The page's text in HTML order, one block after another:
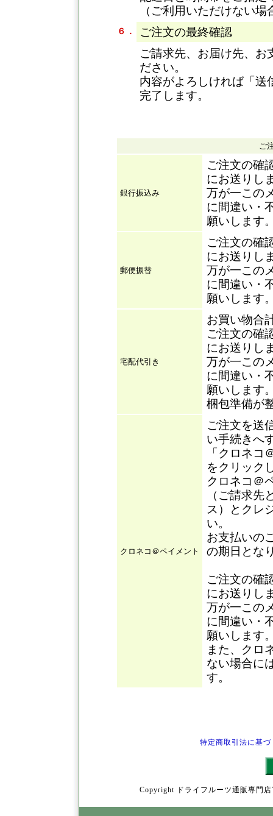
（ご利用いただけない
６．
ご注文の最終確認
ご請求先、お届け先、お
ださい。
内容がよろしければ「送
完了します。
ご
銀行振込み
ご注文の確
にお送りし
万が一この
に間違い・
願いします
郵便振替
ご注文の確
にお送りし
万が一この
に間違い・
願いします
宅配代引き
お買い物合
ご注文の確
にお送りし
万が一この
に間違い・
願いします
梱包準備が
クロネコ＠ペイメント
ご注文を送
い手続きへ
「クロネコ
をクリック
クロネコ＠
（ご請求先
ス）とクレ
い。
お支払いの
の期日とな
ご注文の確
にお送りし
万が一この
に間違い・
願いします
また、クロ
ない場合に
す。
特定商取引法に基づ
Copyright ドライフルーツ通販専門